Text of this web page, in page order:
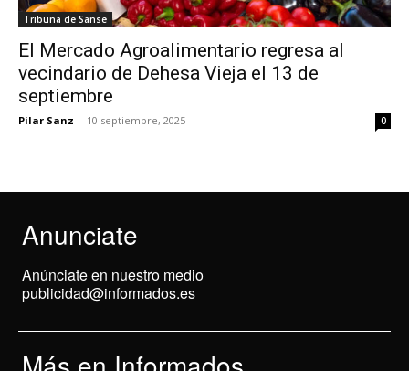
Tribuna de Sanse
El Mercado Agroalimentario regresa al
vecindario de Dehesa Vieja el 13 de
septiembre
Pilar Sanz - 10 septiembre, 2025 0
Anunciate
Anúnciate en nuestro medio
publicidad@informados.es